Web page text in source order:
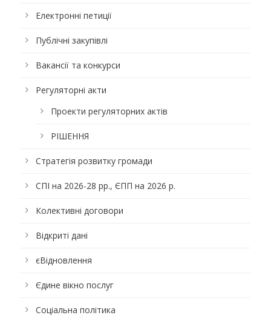
Електронні петиції
Публічні закупівлі
Вакансії та конкурси
Регуляторні акти
Проекти регуляторних актів
РІШЕННЯ
Стратегія розвитку громади
СПІ на 2026-28 рр., ЄПП на 2026 р.
Колективні договори
Відкриті дані
єВідновлення
Єдине вікно послуг
Соціальна політика